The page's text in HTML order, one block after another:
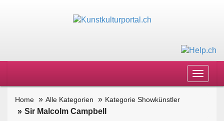
Toggle
Home Alle Kategorien Kategorie Showkünstler
Sir Malcolm Campbell